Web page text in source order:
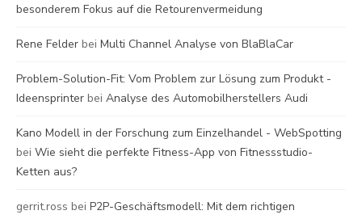
besonderem Fokus auf die Retourenvermeidung
Rene Felder bei Multi Channel Analyse von BlaBlaCar
Problem-Solution-Fit: Vom Problem zur Lösung zum Produkt -
Ideensprinter bei Analyse des Automobilherstellers Audi
Kano Modell in der Forschung zum Einzelhandel - WebSpotting
bei Wie sieht die perfekte Fitness-App von Fitnessstudio-
Ketten aus?
gerrit.ross bei P2P-Geschäftsmodell: Mit dem richtigen